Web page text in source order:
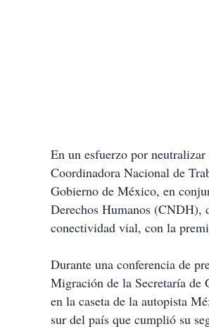
En un esfuerzo por
Coordinadora Nacional de
Gobierno de México, en
Derechos Humanos (CNDH),
conectividad vial, con la
Durante una conferencia de
Migración de la Secretaría de
en la caseta de la autopista
sur del país que cumplió su